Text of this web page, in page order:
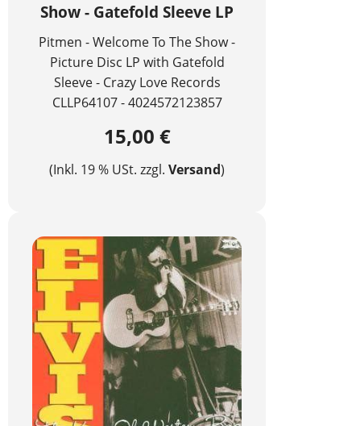
Show - Gatefold Sleeve LP
Pitmen - Welcome To The Show -
Picture Disc LP with Gatefold
Sleeve - Crazy Love Records
CLLP64107 - 4024572123857
15,00 €
(Inkl. 19 % USt. zzgl. Versand)